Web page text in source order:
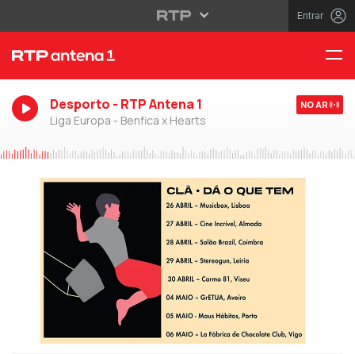
Entrar
Desporto - RTP Antena 1
Liga Europa - Benfica x Hearts
NO AR